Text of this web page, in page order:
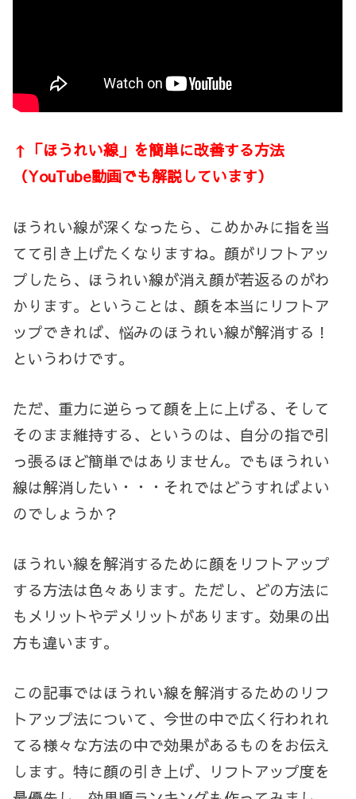
↑「ほうれい線」を簡単に改善する方法
（YouTube動画でも解説しています）
ほうれい線が深くなったら、こめかみに指を当
てて引き上げたくなりますね。顔がリフトアッ
プしたら、ほうれい線が消え顔が若返るのがわ
かります。ということは、顔を本当にリフトア
ップできれば、悩みのほうれい線が解消する！
というわけです。
ただ、重力に逆らって顔を上に上げる、そして
そのまま維持する、というのは、自分の指で引
っ張るほど簡単ではありません。でもほうれい
線は解消したい・・・それではどうすればよい
のでしょうか？
ほうれい線を解消するために顔をリフトアップ
する方法は色々あります。ただし、どの方法に
もメリットやデメリットがあります。効果の出
方も違います。
この記事ではほうれい線を解消するためのリフ
トアップ法について、今世の中で広く行われれ
てる様々な方法の中で効果があるものをお伝え
します。特に顔の引き上げ、
リフトアップ度を